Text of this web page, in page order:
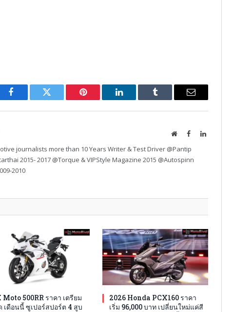
Facebook Twitter Pinterest LinkedIn Tumblr Email
WebsiteFacebookLinkedIn
journalists more than 10 Years Writer & Test Driver @Pantip
2015- 2017 @Torque & VIPStyle Magazine 2015 @Autospinn
2010
Moto 500RR ราคา เตรียม
เดือนนี้ ซูเปอร์สปอร์ต 4 สูบ
2026 Honda PCX160 ราคา
เริ่ม 96,000 บาท เปลี่ยนใหม่แค่สี